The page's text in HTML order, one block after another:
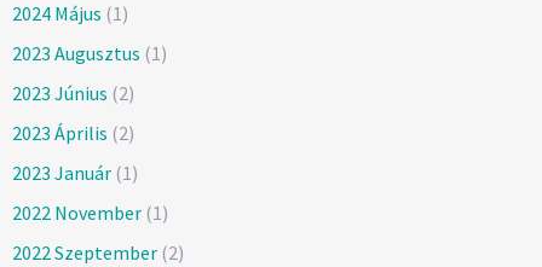
2024 Május (1)
2023 Augusztus (1)
2023 Június (2)
2023 Április (2)
2023 Január (1)
2022 November (1)
2022 Szeptember (2)